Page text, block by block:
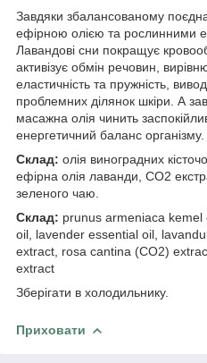
Завдяки збалансованому
ефірною олією та рослинними
Лавандові сни покращує
активізує обмін речовин,
еластичність та пружність,
проблемних ділянок шкіри. А
масажна олія чинить
енергетичний баланс організму.
Склад: олія виноградних
ефірна олія лаванди, СО2
зеленого чаю.
Склад: prunus armeniaca
oil, lavender essential oil,
extract, rosa cantina (CO2)
extract
Зберігати в холодильнику.
Приховати